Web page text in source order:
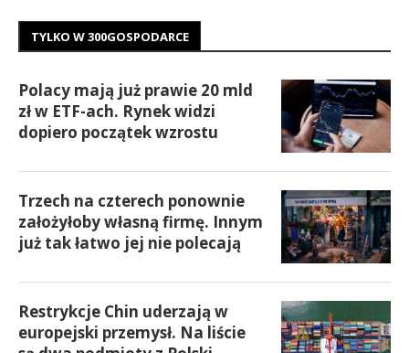
TYLKO W 300GOSPODARCE
Polacy mają już prawie 20 mld
zł w ETF-ach. Rynek widzi
dopiero początek wzrostu
Trzech na czterech ponownie
założyłoby własną firmę. Innym
już tak łatwo jej nie polecają
Restrykcje Chin uderzają w
europejski przemysł. Na liście